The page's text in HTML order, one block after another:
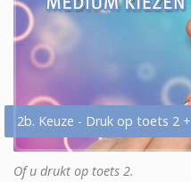
2b. Keuze - Druk op toets 2 +
Of u drukt op toets 2.